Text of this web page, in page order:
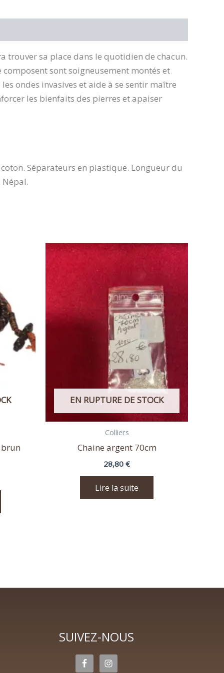
trouver sa place dans le quotidien de chacun.
sont soigneusement montés et
ondes invasives et aide à se sentir maître
les bienfaits des pierres et apaiser
Séparateurs en plastique. Longueur du
Népal.
brun
EN RUPTURE DE STOCK
Colliers
Chaine argent 70cm
28,80 €
Lire la suite
SUIVEZ-NOUS